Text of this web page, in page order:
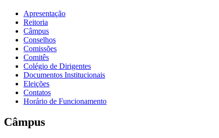
Apresentação
Reitoria
Câmpus
Conselhos
Comissões
Comitês
Colégio de Dirigentes
Documentos Institucionais
Eleições
Contatos
Horário de Funcionamento
Câmpus